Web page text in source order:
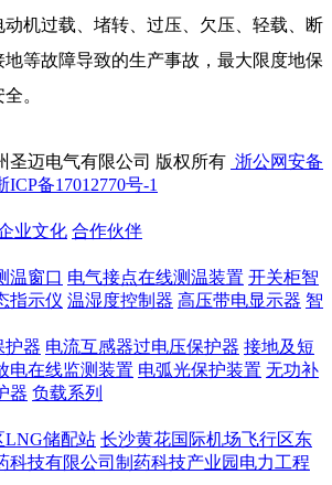
机过载、堵转、过压、欠压、轻载、断
等故障导致的生产事故，最大限度地保
。
圣迈电气有限公司 版权所有 浙公网安备
ICP备17012770号-1
业文化 合作伙伴
温窗口 电气接点在线测温装置 开关柜智
指示仪 温湿度控制器 高压带电显示器 智
护器 电流互感器过电压保护器 接地及短
电在线监测装置 电弧光保护装置 无功补
器 负载系列
LNG储配站 长沙黄花国际机场飞行区东
科技有限公司制药科技产业园电力工程